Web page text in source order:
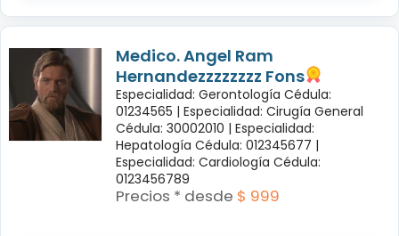
Medico. Angel Ram
Hernandezzzzzzzz Fons
Especialidad: Gerontología Cédula:
01234565 | Especialidad: Cirugía General
Cédula: 30002010 | Especialidad:
Hepatología Cédula: 012345677 |
Especialidad: Cardiología Cédula:
0123456789
Precios * desde $ 999